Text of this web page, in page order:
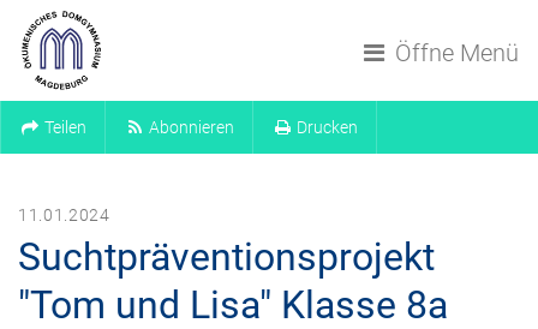
Öffne Menü
Teilen Abonnieren Drucken
11.01.2024
Suchtpräventionsprojekt
"Tom und Lisa" Klasse 8a